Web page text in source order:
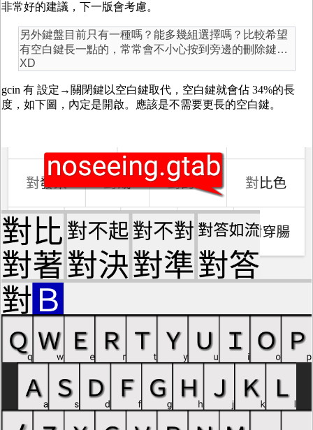
非常好的建議，下一版會考慮。
另外鍵盤目前只有一種嗎？能多幾組選擇嗎？比較希望
有空白鍵長一點的，常常會不小心按到旁邊的刪除鍵…
XD
gcin 有 設定→關閉鍵以空白鍵取代，空白鍵就會佔 34%的長
度，如下圖，內定是開啟。應該是不需要更長的空白鍵。